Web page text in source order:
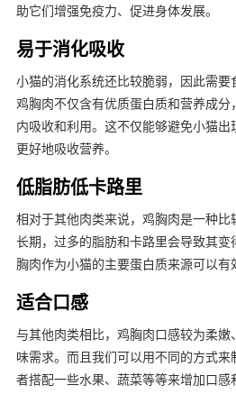
助它们增强免疫力、促进身体发展。
易于消化吸收
小猫的消化系统还比较脆弱，因此需要
鸡胸肉不仅含有优质蛋白质和营养成
内吸收和利用。这不仅能够避免小猫
更好地吸收营养。
低脂肪低卡路里
相对于其他肉类来说，鸡胸肉是一种
长期，过多的脂肪和卡路里会导致其
胸肉作为小猫的主要蛋白质来源可以有
适合口感
与其他肉类相比，鸡胸肉口感较为柔
味需求。而且我们可以用不同的方式
者搭配一些水果、蔬菜等等来增加口感